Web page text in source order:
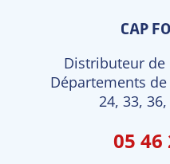
CAP
Distributeur
Départements
24, 33,
05 46